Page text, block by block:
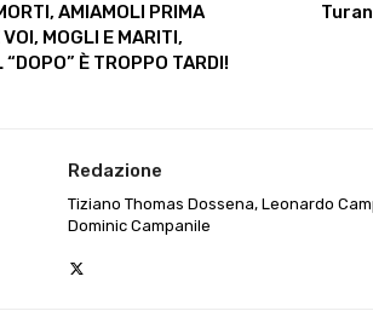
AMIAMOLI PRIMA
MOGLI E MARITI,
È TROPPO TARDI!
Redazione
Tiziano Thomas Dossena, Leonardo
Dominic Campanile